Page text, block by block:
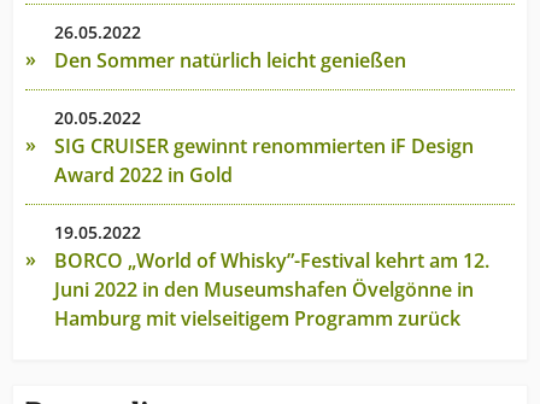
26.05.2022
Den Sommer natürlich leicht genießen
20.05.2022
SIG CRUISER gewinnt renommierten iF Design
Award 2022 in Gold
19.05.2022
BORCO „World of Whisky”-Festival kehrt am 12.
Juni 2022 in den Museumshafen Övelgönne in
Hamburg mit vielseitigem Programm zurück